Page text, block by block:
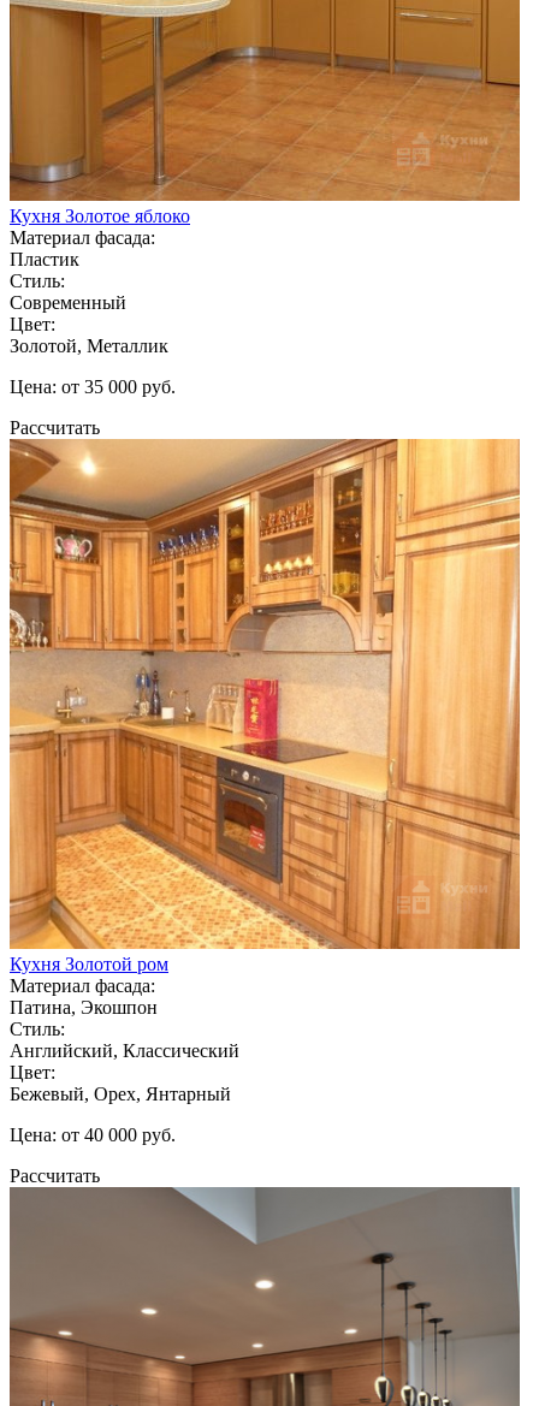
Кухня Золотое яблоко
Материал фасада:
Пластик
Стиль:
Современный
Цвет:
Золотой, Металлик
Цена: от 35 000 руб.
Рассчитать
Кухня Золотой ром
Материал фасада:
Патина, Экошпон
Стиль:
Английский, Классический
Цвет:
Бежевый, Орех, Янтарный
Цена: от 40 000 руб.
Рассчитать